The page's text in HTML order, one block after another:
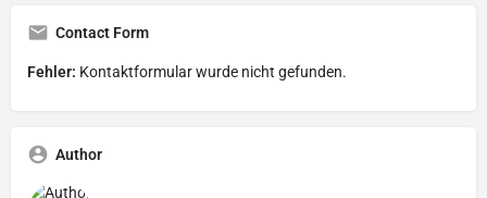
Contact Form
Fehler: Kontaktformular wurde nicht gefunden.
Author